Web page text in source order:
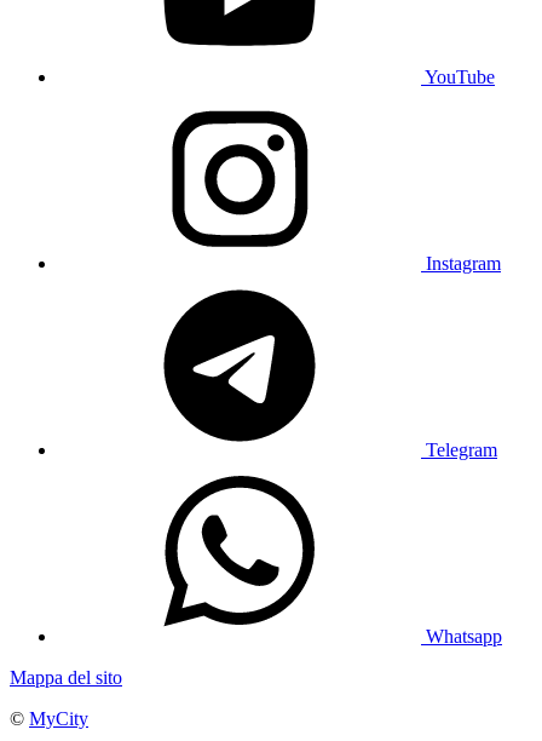
YouTube
Instagram
Telegram
Whatsapp
Mappa del sito
© MyCity